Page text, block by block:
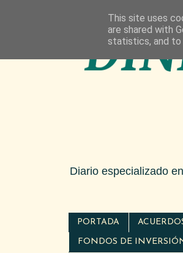
Diario especializado
PORTADA
FONDOS DE
This site uses
are shared with
statistics, and to